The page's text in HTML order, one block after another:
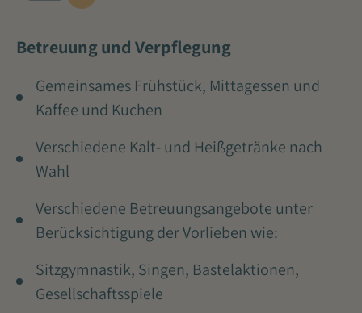
Betreuung und Verpflegung
Gemeinsames Frühstück, Mittagessen und
Kaffee und Kuchen
Verschiedene Kalt- und Heißgetränke nach
Wahl
Verschiedene Betreuungsangebote unter
Berücksichtigung der Vorlieben wie:
Sitzgymnastik, Singen, Bastelaktionen,
Gesellschaftsspiele